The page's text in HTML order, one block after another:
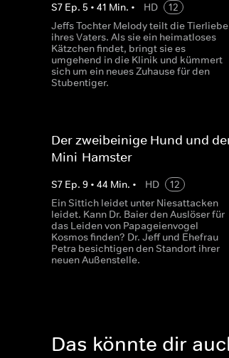
S7 Ep. 5 • 41 Min. • HD
12
Jeffs Tochter Melody teilt die Tierliebe
ihres Vaters. Als sie ein heimatloses
Kätzchen findet, bringt sie es
umgehend in die Klinik und kümmert
sich um ein neues Zuhause für den
Stubentiger.
Der zweibeinige Hund und
Mini-Hamster
S7 Ep. 9 • 44 Min. • HD
12
Ein Sittich leidet unter Niesattacken
leidet. Kann Dr. Baier den Auslöser für
das Leiden von Papageienvogel
Kosmos finden? Dr. Jeff und Ehefrau
Petra besichtigen den Standort ihrer
neuen Außenstelle.
Das könnte dir